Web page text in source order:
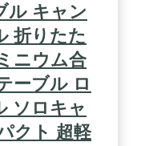
ル キャン
折りたた
ニウム合
ーブル ロ
ソロキャ
クト 超軽